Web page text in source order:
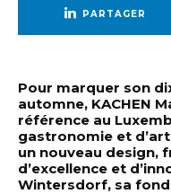
PARTAGER
Pour marquer son
automne, KACHEN
référence au
gastronomie et
un nouveau design,
d’excellence et
Wintersdorf, sa